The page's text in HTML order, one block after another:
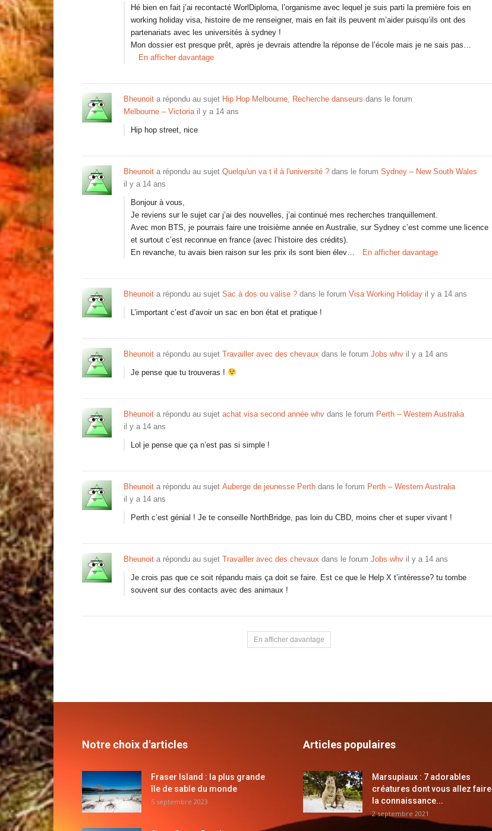
Hé bien en fait j’ai recontacté WorlDiploma, l’organisme avec lequel je suis parti la première fois en
working holiday visa, histoire de me renseigner, mais en fait ils peuvent m’aider puisqu’ils ont des
partenariats avec les universités à sydney !
Mon dossier est presque prêt, après je devrais attendre la réponse de l’école mais je ne sais pas…
En afficher davantage
Bheunoit a répondu au sujet Hip Hop Melbourne, Recherche danseurs dans le forum
Melbourne – Victoria il y a 14 ans
Hip hop street, nice
Bheunoit a répondu au sujet Quelqu'un va t il à l'université ? dans le forum Sydney – New South Wales
il y a 14 ans
Bonjour à vous,
Je reviens sur le sujet car j’ai des nouvelles, j’ai continué mes recherches tranquillement.
Avec mon BTS, je pourrais faire une troisième année en Australie, sur Sydney c’est comme une licence
et surtout c’est reconnue en france (avec l’histoire des crédits).
En revanche, tu avais bien raison sur les prix ils sont bien élev…
En afficher davantage
Bheunoit a répondu au sujet Sac à dos ou valise ? dans le forum Visa Working Holiday il y a 14 ans
L’important c’est d’avoir un sac en bon état et pratique !
Bheunoit a répondu au sujet Travailler avec des chevaux dans le forum Jobs whv il y a 14 ans
Je pense que tu trouveras !
Bheunoit a répondu au sujet achat visa second année whv dans le forum Perth – Western Australia
il y a 14 ans
Lol je pense que ça n’est pas si simple !
Bheunoit a répondu au sujet Auberge de jeunesse Perth dans le forum Perth – Western Australia
il y a 14 ans
Perth c’est génial ! Je te conseille NorthBridge, pas loin du CBD, moins cher et super vivant !
Bheunoit a répondu au sujet Travailler avec des chevaux dans le forum Jobs whv il y a 14 ans
Je crois pas que ce soit répandu mais ça doit se faire. Est ce que le Help X t’intéresse? tu tombe
souvent sur des contacts avec des animaux !
En afficher davantage
Notre choix d'articles
Fraser Island : la plus grande
île de sable du monde
5 septembre 2023
Articles populaires
Marsupiaux : 7 adorables
créatures dont vous allez faire
la connaissance...
2 septembre 2021